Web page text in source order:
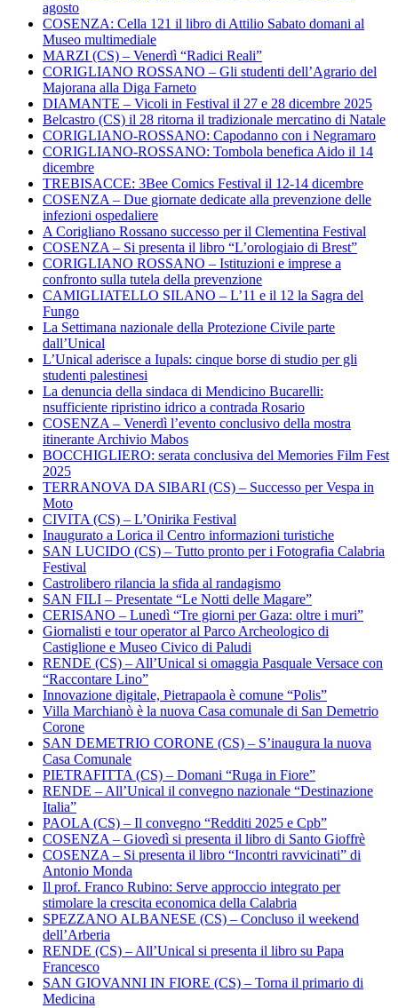
agosto
COSENZA: Cella 121 il libro di Attilio Sabato domani al
Museo multimediale
MARZI (CS) – Venerdì “Radici Reali”
CORIGLIANO ROSSANO – Gli studenti dell’Agrario del
Majorana alla Diga Farneto
DIAMANTE – Vicoli in Festival il 27 e 28 dicembre 2025
Belcastro (CS) il 28 ritorna il tradizionale mercatino di Natale
CORIGLIANO-ROSSANO: Capodanno con i Negramaro
CORIGLIANO-ROSSANO: Tombola benefica Aido il 14
dicembre
TREBISACCE: 3Bee Comics Festival il 12-14 dicembre
COSENZA – Due giornate dedicate alla prevenzione delle
infezioni ospedaliere
A Corigliano Rossano successo per il Clementina Festival
COSENZA – Si presenta il libro “L’orologiaio di Brest”
CORIGLIANO ROSSANO – Istituzioni e imprese a
confronto sulla tutela della prevenzione
CAMIGLIATELLO SILANO – L’11 e il 12 la Sagra del
Fungo
La Settimana nazionale della Protezione Civile parte
dall’Unical
L’Unical aderisce a Iupals: cinque borse di studio per gli
studenti palestinesi
La denuncia della sindaca di Mendicino Bucarelli:
nsufficiente ripristino idrico a contrada Rosario
COSENZA – Venerdì l’evento conclusivo della mostra
itinerante Archivio Mabos
BOCCHIGLIERO: serata conclusiva del Memories Film Fest
2025
TERRANOVA DA SIBARI (CS) – Successo per Vespa in
Moto
CIVITA (CS) – L’Onirika Festival
Inaugurato a Lorica il Centro informazioni turistiche
SAN LUCIDO (CS) – Tutto pronto per i Fotografia Calabria
Festival
Castrolibero rilancia la sfida al randagismo
SAN FILI – Presentate “Le Notti delle Magare”
CERISANO – Lunedì “Tre giorni per Gaza: oltre i muri”
Giornalisti e tour operator al Parco Archeologico di
Castiglione e Museo Civico di Paludi
RENDE (CS) – All’Unical si omaggia Pasquale Versace con
“Raccontare Lino”
Innovazione digitale, Pietrapaola è comune “Polis”
Villa Marchianò è la nuova Casa comunale di San Demetrio
Corone
SAN DEMETRIO CORONE (CS) – S’inaugura la nuova
Casa Comunale
PIETRAFITTA (CS) – Domani “Ruga in Fiore”
RENDE – All’Unical il convegno nazionale “Destinazione
Italia”
PAOLA (CS) – Il convegno “Redditi 2025 e Cpb”
COSENZA – Giovedì si presenta il libro di Santo Gioffrè
COSENZA – Si presenta il libro “Incontri ravvicinati” di
Antonio Monda
Il prof. Franco Rubino: Serve approccio integrato per
stimolare la crescita economica della Calabria
SPEZZANO ALBANESE (CS) – Concluso il weekend
dell’Arberia
RENDE (CS) – All’Unical si presenta il libro su Papa
Francesco
SAN GIOVANNI IN FIORE (CS) – Torna il primario di
Medicina